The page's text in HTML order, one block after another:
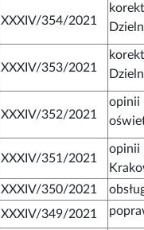
XXXIV/354/2021
XXXIV/353/2021
XXXIV/352/2021
XXXIV/351/2021
opinii
XXXIV/350/2021
XXXIV/349/2021